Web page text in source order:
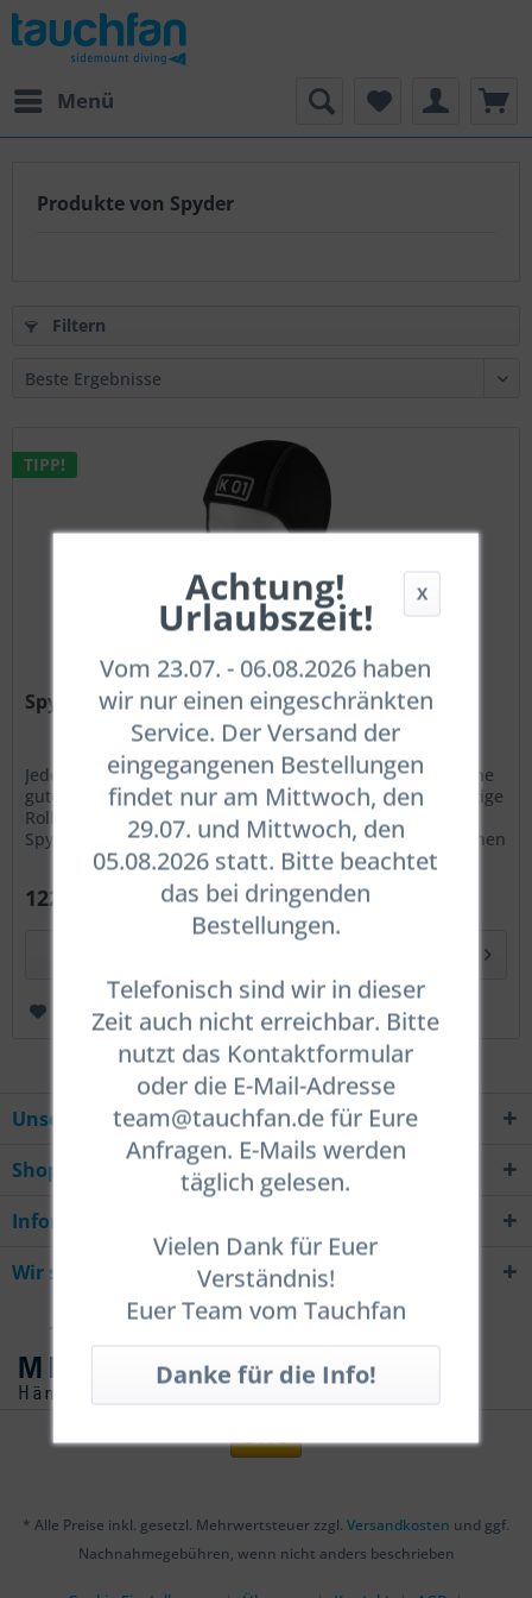
Menü
Produkte von Spyder
Filtern
TIPP!
Spyder Kopfhaube K01 - 8mm
Jeder Taucher lernt bereits im Grundkurs, wie wichtig eine
gute Wärmeisolierung beim Tauchen ist und welch wichtige
Rolle dabei die Isolation des Kopfbereiches spielt. Die
Spyder K01 Kopfhauben sind aus einem besonders weichen
122,00 € *
Merken
X
Achtung!
Urlaubszeit!
Vom 23.07. - 06.08.2026 haben
wir nur einen eingeschränkten
Service. Der Versand der
eingegangenen Bestellungen
findet nur am Mittwoch, den
29.07. und Mittwoch, den
05.08.2026 statt. Bitte beachtet
das bei dringenden
Bestellungen.
Telefonisch sind wir in dieser
Zeit auch nicht erreichbar. Bitte
nutzt das Kontaktformular
oder die E-Mail-Adresse
team@tauchfan.de für Eure
Anfragen. E-Mails werden
täglich gelesen.
Vielen Dank für Euer
Verständnis!
Euer Team vom Tauchfan
Unsere Hotline
Shop Service
Informationen
Wir sind Mitglied
* Alle Preise inkl. gesetzl. Mehrwertsteuer zzgl. Versandkosten und ggf.
Nachnahmegebühren, wenn nicht anders beschrieben